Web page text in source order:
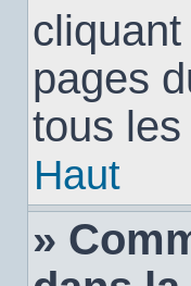
pages
tous
Haut
»